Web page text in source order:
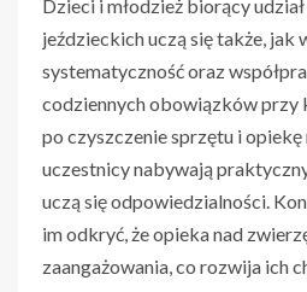
Dzieci i młodzież biorący
jeździeckich uczą się także, jak
systematyczność oraz
codziennych obowiązków przy
po czyszczenie sprzętu i opiekę
uczestnicy nabywają
uczą się odpowiedzialności.
im odkryć, że opieka nad
zaangażowania, co rozwija ich